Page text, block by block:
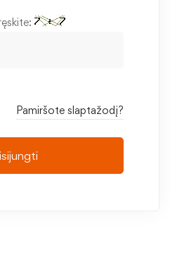
Pamiršote slaptažodį?